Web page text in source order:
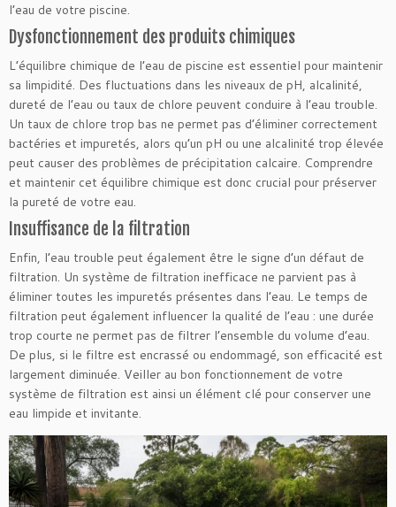
l’eau de votre piscine.
Dysfonctionnement des produits chimiques
L’équilibre chimique de l’eau de piscine est essentiel pour maintenir
sa limpidité. Des fluctuations dans les niveaux de pH, alcalinité,
dureté de l’eau ou taux de chlore peuvent conduire à l’eau trouble.
Un taux de chlore trop bas ne permet pas d’éliminer correctement
bactéries et impuretés, alors qu’un pH ou une alcalinité trop élevée
peut causer des problèmes de précipitation calcaire. Comprendre
et maintenir cet équilibre chimique est donc crucial pour préserver
la pureté de votre eau.
Insuffisance de la filtration
Enfin, l’eau trouble peut également être le signe d’un défaut de
filtration. Un système de filtration inefficace ne parvient pas à
éliminer toutes les impuretés présentes dans l’eau. Le temps de
filtration peut également influencer la qualité de l’eau : une durée
trop courte ne permet pas de filtrer l’ensemble du volume d’eau.
De plus, si le filtre est encrassé ou endommagé, son efficacité est
largement diminuée. Veiller au bon fonctionnement de votre
système de filtration est ainsi un élément clé pour conserver une
eau limpide et invitante.